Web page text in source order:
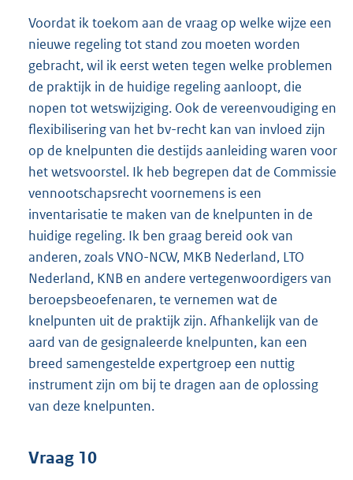
Voordat ik toekom aan de vraag op welke wijze een
nieuwe regeling tot stand zou moeten worden
gebracht, wil ik eerst weten tegen welke problemen
de praktijk in de huidige regeling aanloopt, die
nopen tot wetswijziging. Ook de vereenvoudiging en
flexibilisering van het bv-recht kan van invloed zijn
op de knelpunten die destijds aanleiding waren voor
het wetsvoorstel. Ik heb begrepen dat de Commissie
vennootschapsrecht voornemens is een
inventarisatie te maken van de knelpunten in de
huidige regeling. Ik ben graag bereid ook van
anderen, zoals VNO-NCW, MKB Nederland, LTO
Nederland, KNB en andere vertegenwoordigers van
beroepsbeoefenaren, te vernemen wat de
knelpunten uit de praktijk zijn. Afhankelijk van de
aard van de gesignaleerde knelpunten, kan een
breed samengestelde expertgroep een nuttig
instrument zijn om bij te dragen aan de oplossing
van deze knelpunten.
Vraag 10